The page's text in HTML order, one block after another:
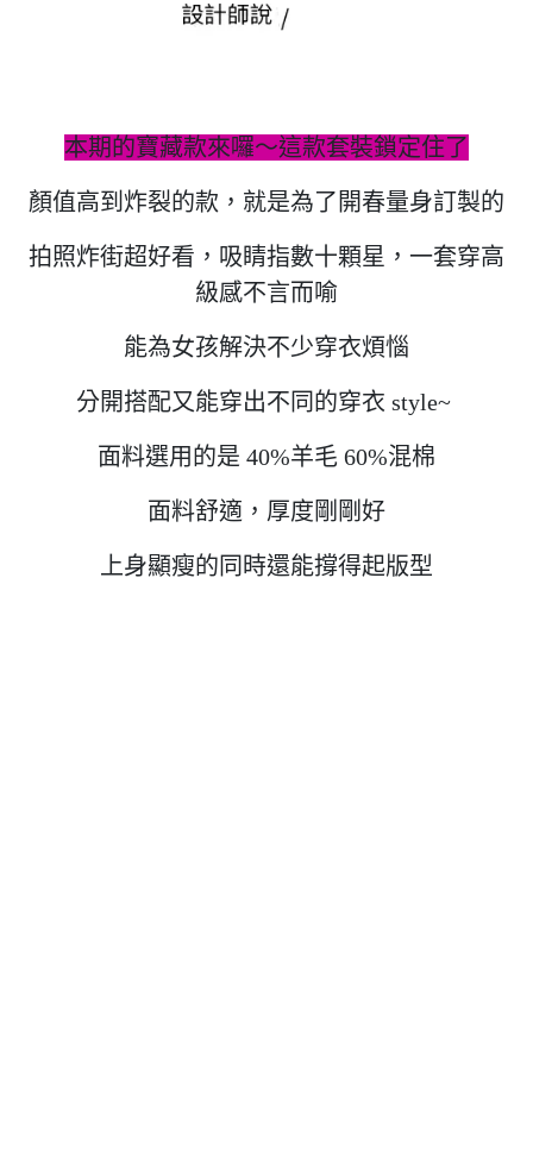
本期的寶藏款來囉～這款套裝鎖定住了
顏值高到炸裂的款，就是為了開春量身訂製的
拍照炸街超好看，吸睛指數十顆星，一套穿高
級感不言而喻
能為女孩解決不少穿衣煩惱
分開搭配又能穿出不同的穿衣 style~
面料選用的是 40%羊毛 60%混棉
面料舒適，厚度剛剛好
上身顯瘦的同時還能撐得起版型